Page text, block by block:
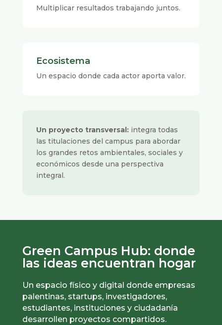
Multiplicar resultados trabajando juntos.
Ecosistema
Un espacio donde cada actor aporta valor.
Un proyecto transversal:integra todas
las titulaciones del campus para abordar
los grandes retos ambientales, sociales y
económicos desde una perspectiva
integral.
Green Campus Hub: donde
las ideas encuentran hogar
Un espacio físico y digital donde empresas
palentinas, startups, investigadores,
estudiantes, instituciones y ciudadanía
desarrollen proyectos compartidos.